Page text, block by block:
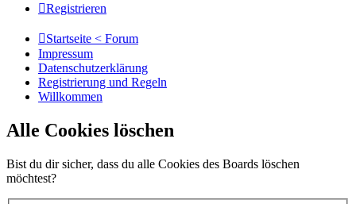
Registrieren
Startseite < Forum
Impressum
Datenschutzerklärung
Registrierung und Regeln
Willkommen
Alle Cookies löschen
Bist du dir sicher, dass du alle Cookies des Boards löschen
möchtest?